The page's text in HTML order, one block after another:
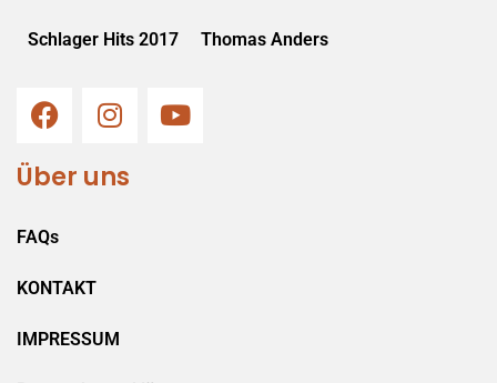
Schlager Hits 2017 Thomas Anders
Über uns
FAQs
KONTAKT
IMPRESSUM